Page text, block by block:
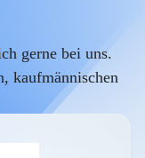
gerne bei uns.
kaufmännischen